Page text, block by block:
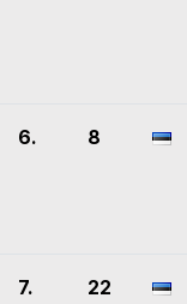
6. 8
7. 22